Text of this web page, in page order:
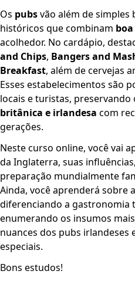
Os pubsvão além de simples
históricos que combinam
acolhedor. No cardápio,
and Chips, Bangers and
Breakfast, além de cervejas
Esses estabelecimentos são
locais e turistas,
britânica e irlandesa com
gerações.
Neste curso online, você vai
da Inglaterra, suas
preparação mundialmente
Ainda, você aprenderá sobre
diferenciando a gastronomia
enumerando os insumos
nuances dos pubs irlandeses
especiais.
Bons estudos!